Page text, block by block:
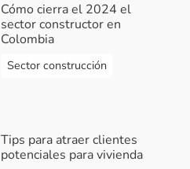
Cómo cierra el 2024 el
sector constructor en
Colombia
Sector construcción
Tips para atraer clientes
potenciales para vivienda